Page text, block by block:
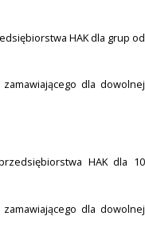
HAK dla grup od
dla dowolnej
HAK dla 10
dla dowolnej